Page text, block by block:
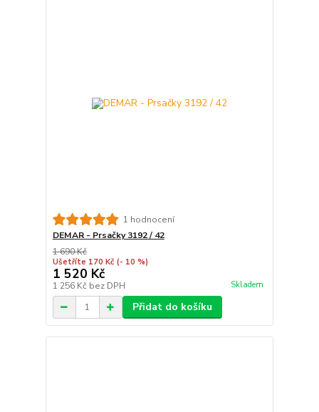
1 hodnocení
DEMAR - Prsačky 3192 / 42
1 690 Kč
Ušetříte 170 Kč (- 10 %)
1 520 Kč
1 256 Kč bez DPH Skladem
Přidat do košíku